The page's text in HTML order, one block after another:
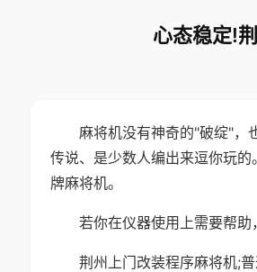
心态稳定!
麻将机没有神奇的"破绽"，
传说、是少数人编出来逗你玩
牌麻将机。
若你在仪器使用上需要帮
荆州上门改装程序麻将机;